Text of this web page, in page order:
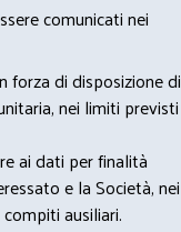
comunicati nei
forza di disposizione di
nei limiti previsti
ai dati per finalità
e la Società, nei
ausiliari.